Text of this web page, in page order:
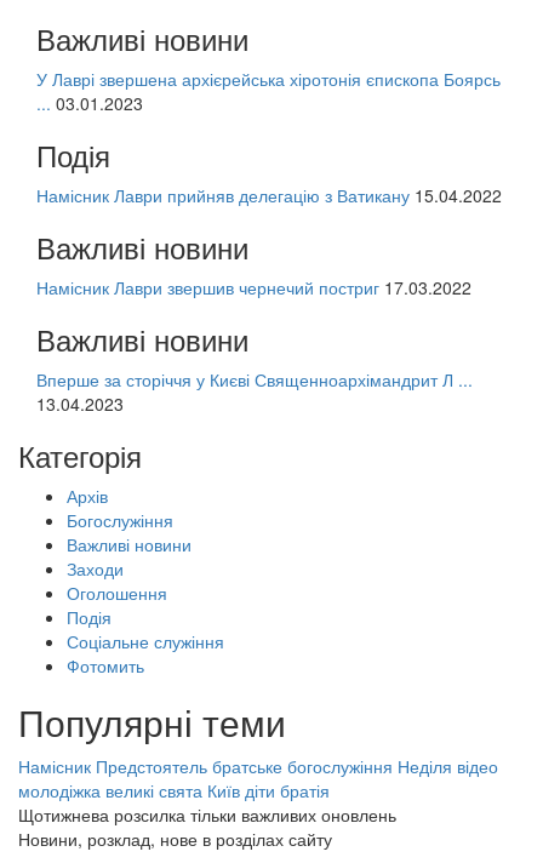
Важливі новини
У Лаврі звершена архієрейська хіротонія єпископа Боярсь
... 03.01.2023
Подія
Намісник Лаври прийняв делегацію з Ватикану 15.04.2022
Важливі новини
Намісник Лаври звершив чернечий постриг 17.03.2022
Важливі новини
Вперше за сторіччя у Києві Священноархімандрит Л ...
13.04.2023
Категорія
Архів
Богослужіння
Важливі новини
Заходи
Оголошення
Подія
Соціальне служіння
Фотомить
Популярні теми
Намісник Предстоятель братське богослужіння Неділя відео
молодіжка великі свята Київ діти братія
Щотижнева розсилка тільки важливих оновлень
Новини, розклад, нове в розділах сайту